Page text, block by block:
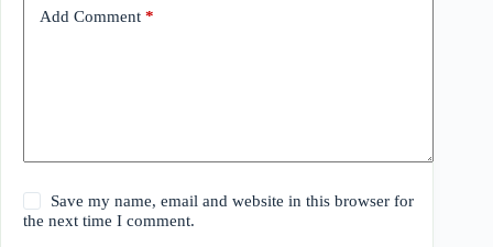
Add Comment *
Save my name, email and website in this browser for
the next time I comment.